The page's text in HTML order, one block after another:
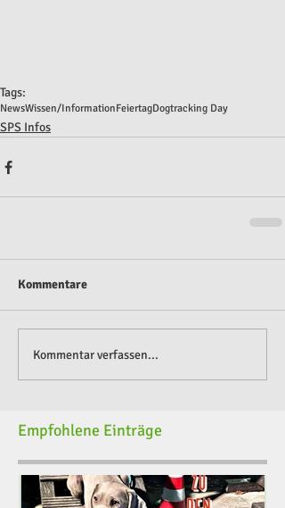
Tags:
NewsWissen/InformationFeiertagDogtracking Day
SPS Infos
Kommentare
Kommentar verfassen...
Empfohlene Einträge